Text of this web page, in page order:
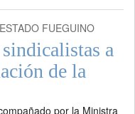
FUEGUINO
a
de la
por la Ministra